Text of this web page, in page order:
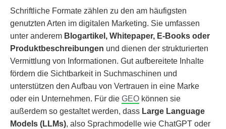
Schriftliche Formate zählen zu den am häufigsten
genutzten Arten im digitalen Marketing. Sie umfassen
unter anderem Blogartikel, Whitepaper, E-Books oder
Produktbeschreibungen und dienen der strukturierten
Vermittlung von Informationen. Gut aufbereitete Inhalte
fördern die Sichtbarkeit in Suchmaschinen und
unterstützen den Aufbau von Vertrauen in eine Marke
oder ein Unternehmen. Für die GEO können sie
außerdem so gestaltet werden, dass Large Language
Models (LLMs), also Sprachmodelle wie ChatGPT oder